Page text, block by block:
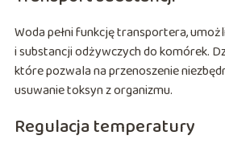
Woda pełni funkcję transportera,
i substancji odżywczych do komórek.
które pozwala na przenoszenie
usuwanie toksyn z organizmu.
Regulacja temperatury